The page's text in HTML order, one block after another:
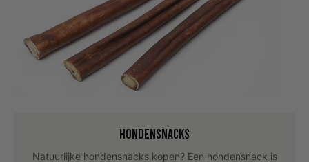
Hondensnacks
Natuurlijke hondensnacks kopen? Een hondensnack is